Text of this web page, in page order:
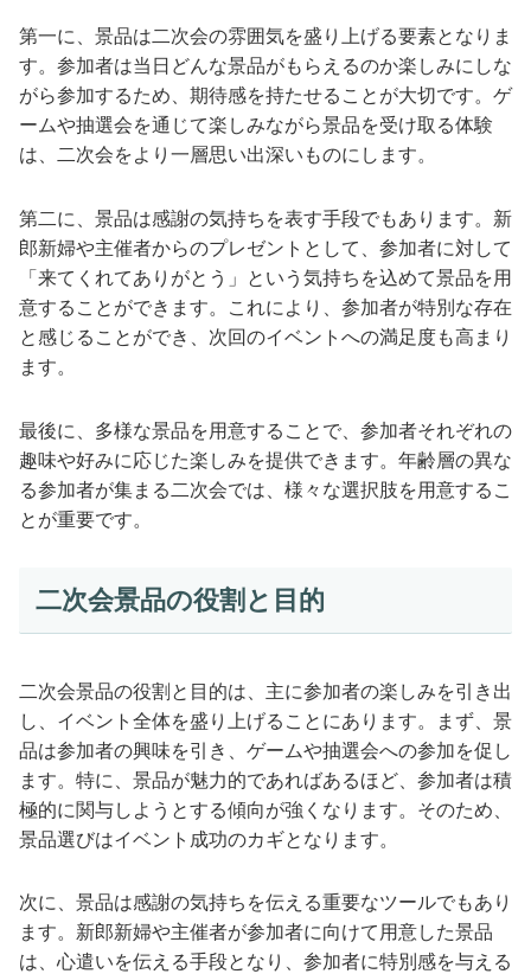
第一に、景品は二次会の雰囲気を盛り上げる要素となりま
す。参加者は当日どんな景品がもらえるのか楽しみにしな
がら参加するため、期待感を持たせることが大切です。ゲ
ームや抽選会を通じて楽しみながら景品を受け取る体験
は、二次会をより一層思い出深いものにします。
第二に、景品は感謝の気持ちを表す手段でもあります。新
郎新婦や主催者からのプレゼントとして、参加者に対して
「来てくれてありがとう」という気持ちを込めて景品を用
意することができます。これにより、参加者が特別な存在
と感じることができ、次回のイベントへの満足度も高まり
ます。
最後に、多様な景品を用意することで、参加者それぞれの
趣味や好みに応じた楽しみを提供できます。年齢層の異な
る参加者が集まる二次会では、様々な選択肢を用意するこ
とが重要です。
二次会景品の役割と目的
二次会景品の役割と目的は、主に参加者の楽しみを引き出
し、イベント全体を盛り上げることにあります。まず、景
品は参加者の興味を引き、ゲームや抽選会への参加を促し
ます。特に、景品が魅力的であればあるほど、参加者は積
極的に関与しようとする傾向が強くなります。そのため、
景品選びはイベント成功のカギとなります。
次に、景品は感謝の気持ちを伝える重要なツールでもあり
ます。新郎新婦や主催者が参加者に向けて用意した景品
は、心遣いを伝える手段となり、参加者に特別感を与える